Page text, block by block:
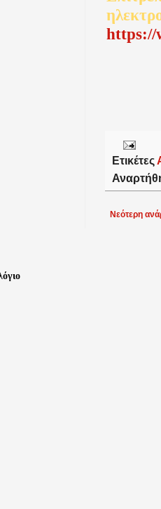
https://
Ετικέτες
Νεότερη